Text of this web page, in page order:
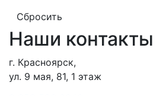
Сбросить
Наши контакты
г. Красноярск,
ул. 9 мая, 81, 1 этаж